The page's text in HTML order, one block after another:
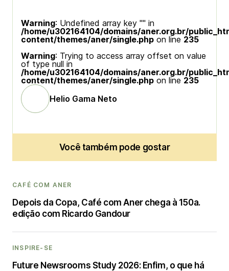
Warning: Undefined array key "" in
/home/u302164104/domains/aner.org.br/
content/themes/aner/single.php on line 235
Warning: Trying to access array offset on value
of type null in
/home/u302164104/domains/aner.org.br/
content/themes/aner/single.php on line 235
Helio Gama Neto
Você também pode gostar
CAFÉ COM ANER
Depois da Copa, Café com Aner chega à 150a.
edição com Ricardo Gandour
INSPIRE-SE
Future Newsrooms Study 2026: Enfim, o que há